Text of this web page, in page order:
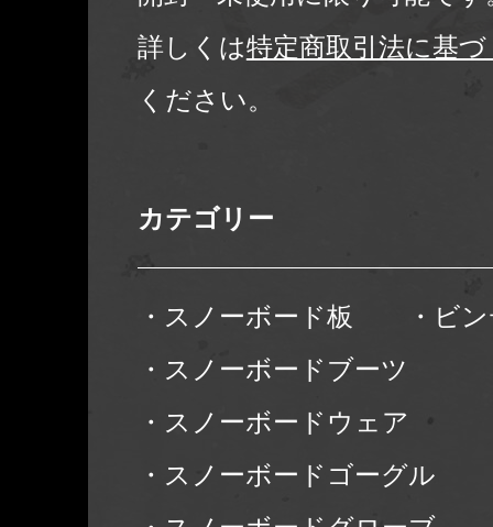
詳しくは特定商取引法に基
ください。
カテゴリー
・スノーボード板
・ビ
・スノーボードブーツ
・スノーボードウェア
・スノーボードゴーグル